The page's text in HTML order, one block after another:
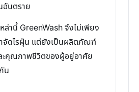
อันตราย
านี้ GreenWash จึงไม่เพียง
จัดไรฝุ่น แต่ยังเป็นผลิตภัณฑ์
คุณภาพชีวิตของผู้อยู่อาศัย
น